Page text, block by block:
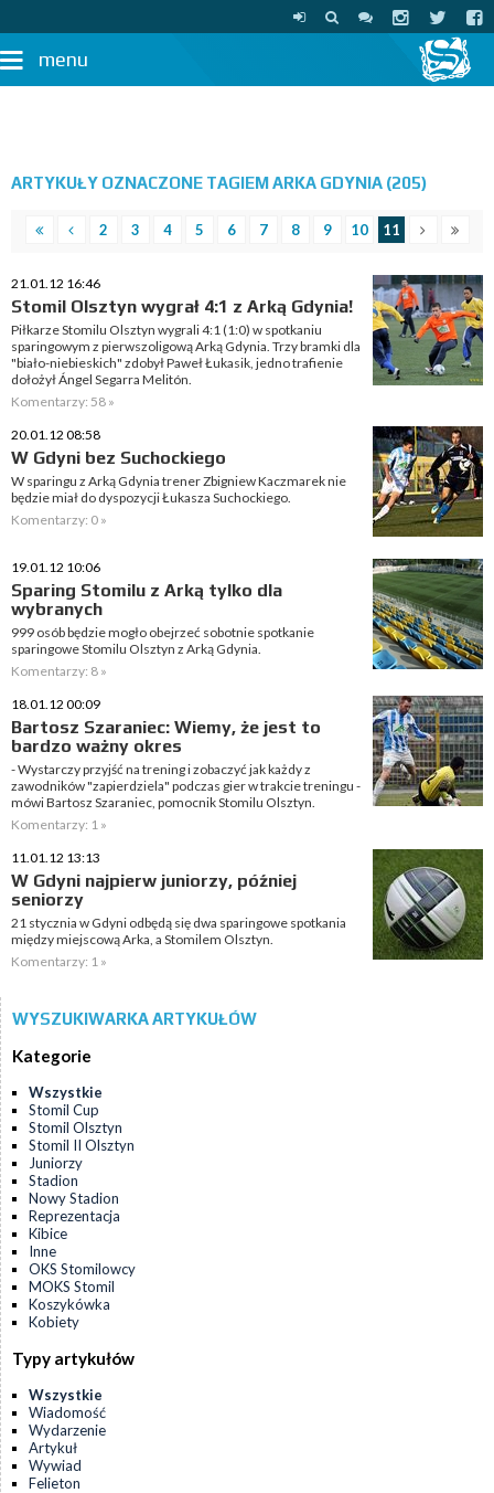
menu
ARTYKUŁY OZNACZONE TAGIEM ARKA GDYNIA (205)
2 3 4 5 6 7 8 9 10 11
21.01.12 16:46
Stomil Olsztyn wygrał 4:1 z Arką Gdynia!
Piłkarze Stomilu Olsztyn wygrali 4:1 (1:0) w spotkaniu
sparingowym z pierwszoligową Arką Gdynia. Trzy bramki dla
"biało-niebieskich" zdobył Paweł Łukasik, jedno trafienie
dołożył Ángel Segarra Melitón.
Komentarzy: 58 »
20.01.12 08:58
W Gdyni bez Suchockiego
W sparingu z Arką Gdynia trener Zbigniew Kaczmarek nie
będzie miał do dyspozycji Łukasza Suchockiego.
Komentarzy: 0 »
19.01.12 10:06
Sparing Stomilu z Arką tylko dla
wybranych
999 osób będzie mogło obejrzeć sobotnie spotkanie
sparingowe Stomilu Olsztyn z Arką Gdynia.
Komentarzy: 8 »
18.01.12 00:09
Bartosz Szaraniec: Wiemy, że jest to
bardzo ważny okres
- Wystarczy przyjść na trening i zobaczyć jak każdy z
zawodników "zapierdziela" podczas gier w trakcie treningu -
mówi Bartosz Szaraniec, pomocnik Stomilu Olsztyn.
Komentarzy: 1 »
11.01.12 13:13
W Gdyni najpierw juniorzy, później
seniorzy
21 stycznia w Gdyni odbędą się dwa sparingowe spotkania
między miejscową Arka, a Stomilem Olsztyn.
Komentarzy: 1 »
WYSZUKIWARKA ARTYKUŁÓW
Kategorie
Wszystkie
Stomil Cup
Stomil Olsztyn
Stomil II Olsztyn
Juniorzy
Stadion
Nowy Stadion
Reprezentacja
Kibice
Inne
OKS Stomilowcy
MOKS Stomil
Koszykówka
Kobiety
Typy artykułów
Wszystkie
Wiadomość
Wydarzenie
Artykuł
Wywiad
Felieton